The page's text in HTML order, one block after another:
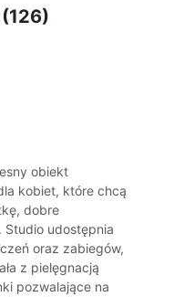
(126)
obiekt
kobiet, które chcą
dobre
udostępnia
oraz zabiegów,
z pielęgnacją
pozwalające na